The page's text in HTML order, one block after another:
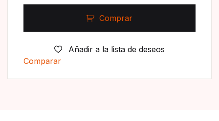
Comprar
Añadir a la lista de deseos
Comparar